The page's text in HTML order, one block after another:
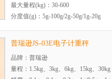
最大量程(kg)：30-600
分度值(g)：5g-100g/2g-50g/1g-20g
400x500、600x600、600x800、800x800
1、上下限报警
2、RS-232接口，USB选配
普瑞逊JS-03E电子计重秤
品牌：普瑞逊
量程：1.5kg、3kg、6kg、15kg、30kg